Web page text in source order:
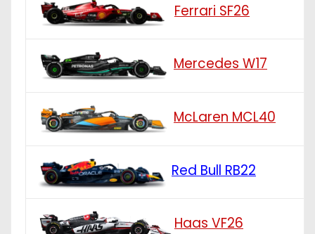
Ferrari SF26
Mercedes W17
McLaren MCL40
Red Bull RB22
Haas VF26